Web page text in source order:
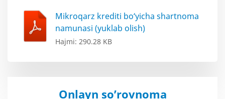
Mikroqarz krediti bo‘yicha shartnoma
namunasi (yuklab olish)
Hajmi: 290.28 KB
Onlayn so’rovnoma